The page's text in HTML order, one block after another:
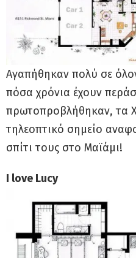
Αγαπήθηκαν πολύ σε
πόσα χρόνια έχουν
πρωτοπροβλήθηκαν, τα
τηλεοπτικό σημείο
σπίτι τους στο Μαϊάμι!
I love Lucy